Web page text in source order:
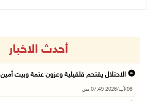
أحدث الاخبار
الاحتلال يقتحم قلقيلية وعزون عتمة وبيت أمين
06/آب/2026 07:49 ص